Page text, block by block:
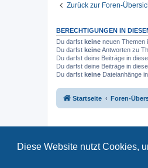
Diese Website nutzt Cookies,
Zurück zur Foren-
BERECHTIGUNGEN IN
Du darfst keine neuen Themen
Du darfst keineAntworten zu
Du darfst deine Beiträge in
Du darfst deine Beiträge in
Du darfst keine Dateianhänge
Startseite Foren-